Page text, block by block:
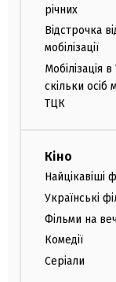
річних
Відстрочка
мобілізації
Мобілізація в
скільки осіб
ТЦК
Кіно
Найцікавіші
Українські
Фільми на
Комедії
Серіали